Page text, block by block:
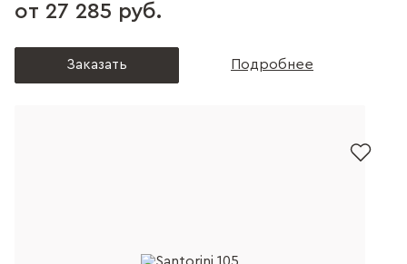
от 27 285 руб.
Заказать Подробнее